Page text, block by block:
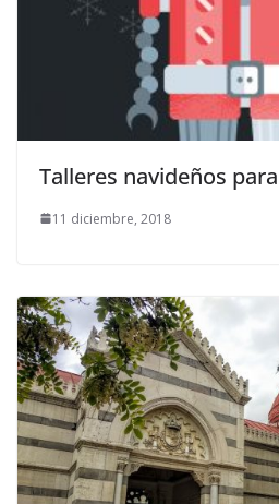
Talleres navideños
11 diciembre, 2018